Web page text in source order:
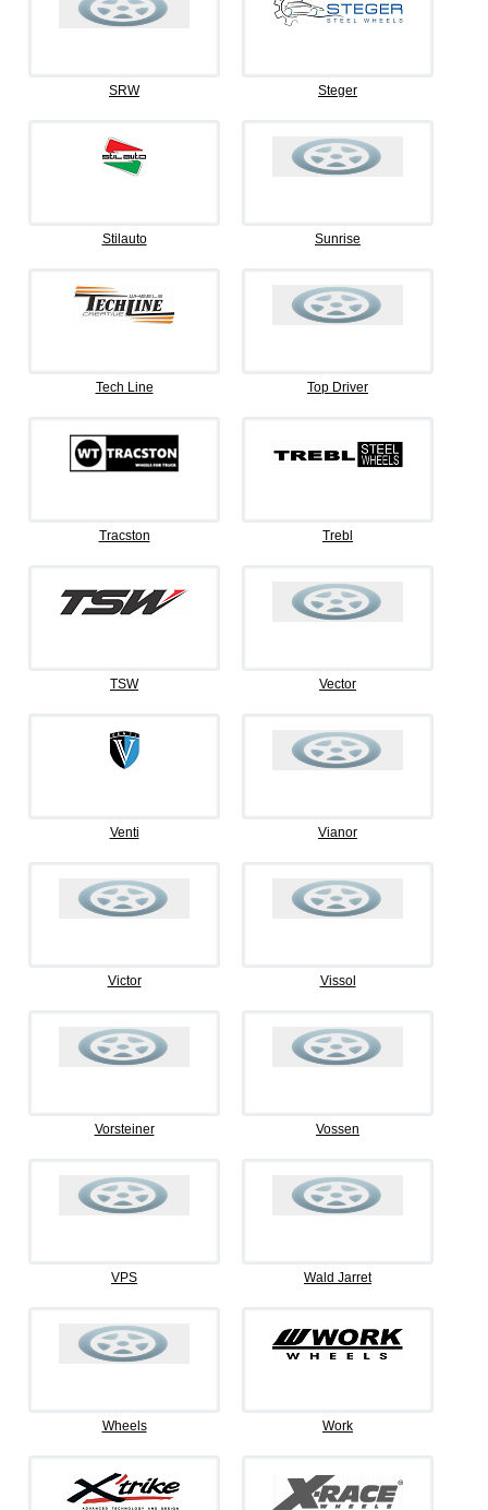
SRW Steger
Stilauto Sunrise
Tech Line Top Driver
Tracston Trebl
TSW Vector
Venti Vianor
Victor Vissol
Vorsteiner Vossen
VPS Wald Jarret
Wheels Work